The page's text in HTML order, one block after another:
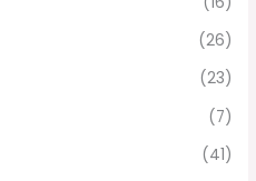
(26)
(23)
(7)
(41)